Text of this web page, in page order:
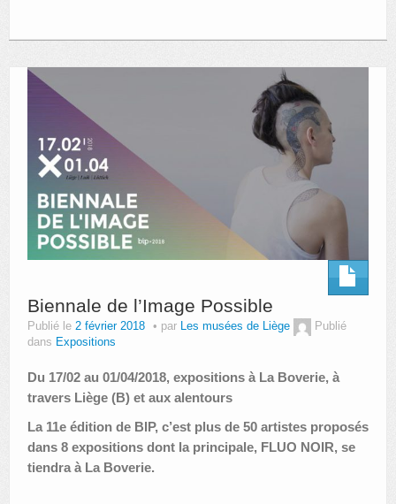
Biennale de l’Image Possible
Publié le 2 février 2018 par Les musées de Liège
Publié
dans Expositions
Du 17/02 au 01/04/2018, expositions à La Boverie, à
travers Liège (B) et aux alentours
La 11e édition de BIP, c’est plus de 50 artistes proposés
dans 8 expositions dont la principale, FLUO NOIR, se
tiendra à La Boverie.